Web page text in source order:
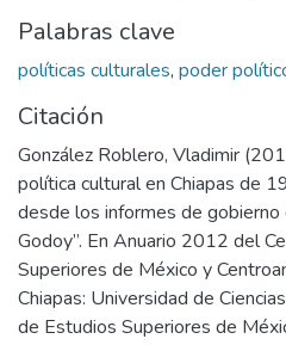
Palabras clave
políticas culturales, poder
Citación
González Roblero, Vladimir
política cultural en Chiapas de
desde los informes de gobierno
Godoy”. En Anuario 2012 del
Superiores de México y
Chiapas: Universidad de
de Estudios Superiores de